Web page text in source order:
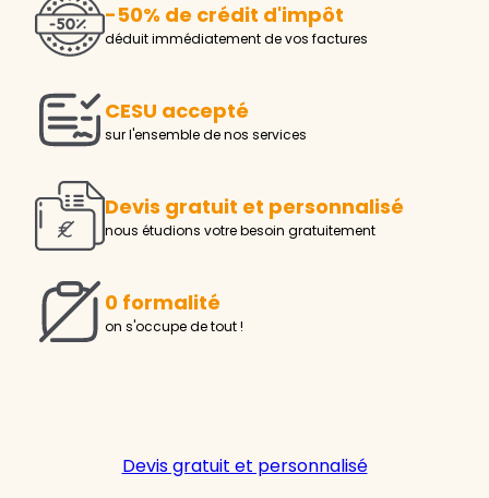
-50% de crédit d'impôt
déduit immédiatement de vos factures
CESU accepté
sur l'ensemble de nos services
Devis gratuit et personnalisé
nous étudions votre besoin gratuitement
0 formalité
on s'occupe de tout !
Devis gratuit et personnalisé